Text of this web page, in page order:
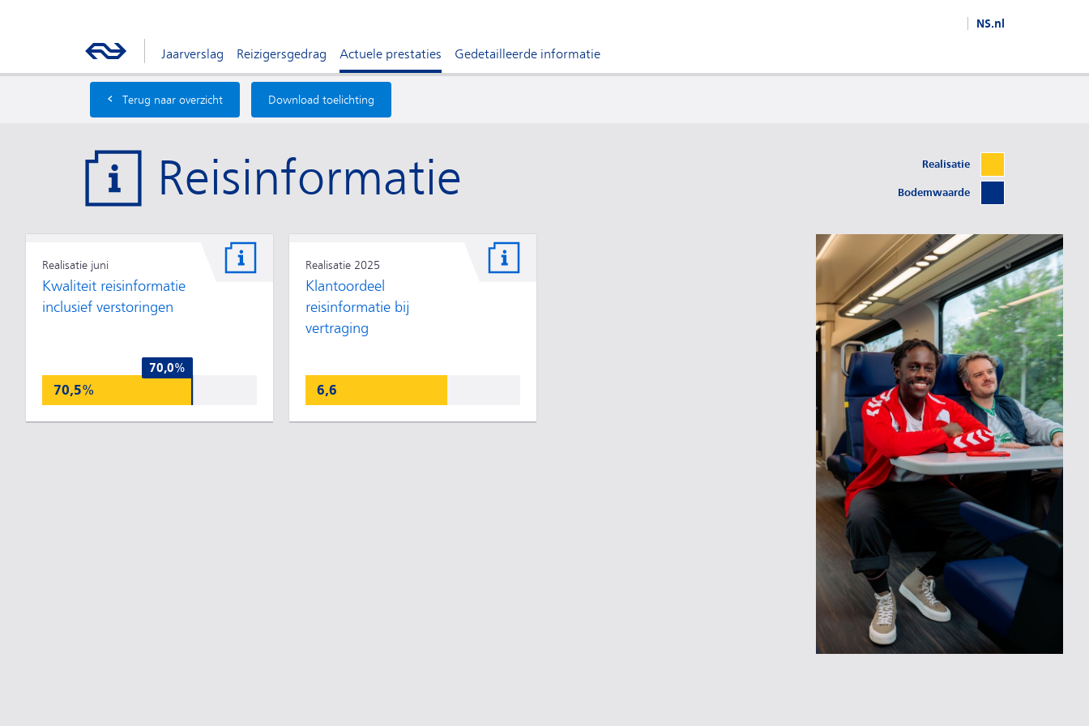
NS.nl
Jaarverslag Reizigersgedrag Actuele prestaties Gedetailleerde informatie
‹ Terug naar overzicht Download toelichting
Reisinformatie Realisatie
Bodemwaarde
Realisatie juni
Kwaliteit reisinformatie
inclusief verstoringen
70,5%
70,0%
Realisatie 2025
Klantoordeel
reisinformatie bij
vertraging
6,6